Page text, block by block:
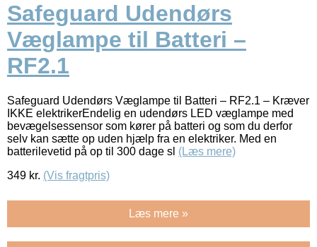
Safeguard Udendørs
Væglampe til Batteri –
RF2.1
Safeguard Udendørs Væglampe til Batteri – RF2.1 – Kræver
IKKE elektrikerEndelig en udendørs LED væglampe med
bevægelsessensor som kører på batteri og som du derfor
selv kan sætte op uden hjælp fra en elektriker. Med en
batterilevetid på op til 300 dage sl (Læs mere)
349 kr. (Vis fragtpris)
Læs mere »